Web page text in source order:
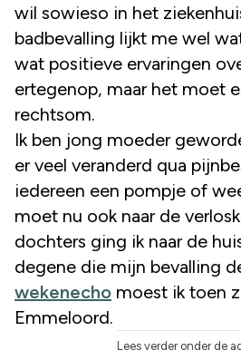
wil sowieso in het
badbevalling lijkt me wel
wat positieve ervaringen
ertegenop, maar het moet
rechtsom.
Ik ben jong moeder
er veel veranderd qua
iedereen een pompje of
moet nu ook naar de
dochters ging ik naar de
degene die mijn bevalling
wekenecho moest ik toen
Emmeloord.
Lees verder onder de